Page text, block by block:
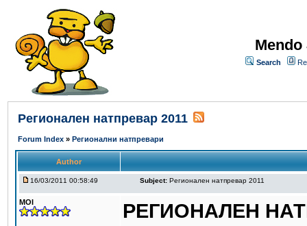
Search
Регионален натпревар 2011
Forum Index » Регионални натпревари
Author
16/03/2011 00:58:49 Subject: Регионален натпревар 2011
MOI
РЕГИОНАЛЕН